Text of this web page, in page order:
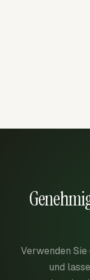
Verwenden
und